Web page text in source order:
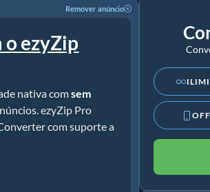
Remover anúncio
o ezyZip
nativa comsem
ezyZip Pro
com suporte a